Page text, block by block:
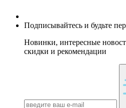
Подписывайтесь и будьте
Новинки, интересные
скидки и рекомендации